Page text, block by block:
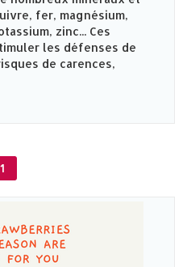
fer, magnésium,
zinc... Ces
les défenses de
de carences,
1